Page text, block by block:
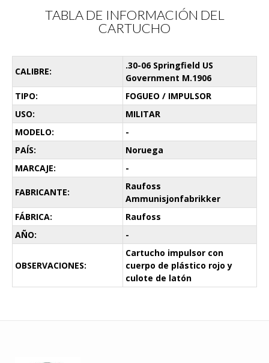
TABLA DE INFORMACIÓN DEL
CARTUCHO
CALIBRE:
.30-06 Springfield US
Government M.1906
TIPO:
FOGUEO / IMPULSOR
USO:
MILITAR
MODELO:
-
PAÍS:
Noruega
MARCAJE:
-
FABRICANTE:
Raufoss
Ammunisjonfabrikker
FÁBRICA:
Raufoss
AÑO:
-
OBSERVACIONES:
Cartucho impulsor con
cuerpo de plástico rojo y
culote de latón